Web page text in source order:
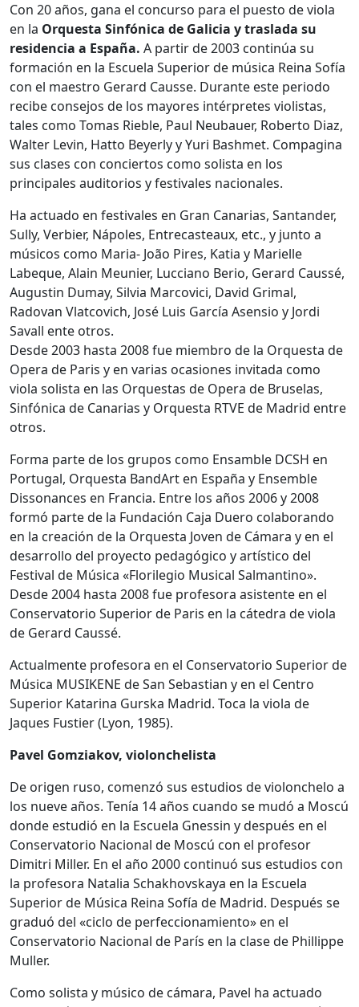
Con 20 años, gana el concurso para el puesto de viola
en la Orquesta Sinfónica de Galicia y traslada su
residencia a España. A partir de 2003 continúa su
formación en la Escuela Superior de música Reina Sofía
con el maestro Gerard Causse. Durante este periodo
recibe consejos de los mayores intérpretes violistas,
tales como Tomas Rieble, Paul Neubauer, Roberto Diaz,
Walter Levin, Hatto Beyerly y Yuri Bashmet. Compagina
sus clases con conciertos como solista en los
principales auditorios y festivales nacionales.
Ha actuado en festivales en Gran Canarias, Santander,
Sully, Verbier, Nápoles, Entrecasteaux, etc., y junto a
músicos como Maria- João Pires, Katia y Marielle
Labeque, Alain Meunier, Lucciano Berio, Gerard Caussé,
Augustin Dumay, Silvia Marcovici, David Grimal,
Radovan Vlatcovich, José Luis García Asensio y Jordi
Savall ente otros.
Desde 2003 hasta 2008 fue miembro de la Orquesta de
Opera de Paris y en varias ocasiones invitada como
viola solista en las Orquestas de Opera de Bruselas,
Sinfónica de Canarias y Orquesta RTVE de Madrid entre
otros.
Forma parte de los grupos como Ensamble DCSH en
Portugal, Orquesta BandArt en España y Ensemble
Dissonances en Francia. Entre los años 2006 y 2008
formó parte de la Fundación Caja Duero colaborando
en la creación de la Orquesta Joven de Cámara y en el
desarrollo del proyecto pedagógico y artístico del
Festival de Música «Florilegio Musical Salmantino».
Desde 2004 hasta 2008 fue profesora asistente en el
Conservatorio Superior de Paris en la cátedra de viola
de Gerard Caussé.
Actualmente profesora en el Conservatorio Superior de
Música MUSIKENE de San Sebastian y en el Centro
Superior Katarina Gurska Madrid. Toca la viola de
Jaques Fustier (Lyon, 1985).
Pavel Gomziakov, violonchelista
De origen ruso, comenzó sus estudios de violonchelo a
los nueve años. Tenía 14 años cuando se mudó a Moscú
donde estudió en la Escuela Gnessin y después en el
Conservatorio Nacional de Moscú con el profesor
Dimitri Miller. En el año 2000 continuó sus estudios con
la profesora Natalia Schakhovskaya en la Escuela
Superior de Música Reina Sofía de Madrid. Después se
graduó del «ciclo de perfeccionamiento» en el
Conservatorio Nacional de París en la clase de Phillippe
Muller.
Como solista y músico de cámara, Pavel ha actuado